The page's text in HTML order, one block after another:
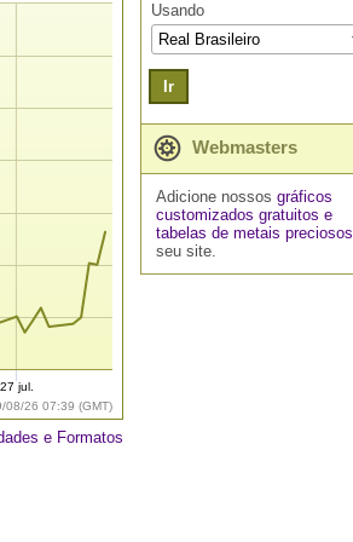
08/26 07:39 (GMT)
27 jul.
e Formatos
Usando
Ir
Webmasters
Adicione nossos gráficos
customizados gratuitos e
tabelas de metais preciosos
seu site.